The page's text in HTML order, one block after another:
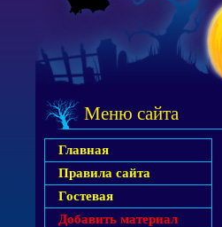
Меню сайта
Главная
Правила сайта
Гостевая
Добавить материал